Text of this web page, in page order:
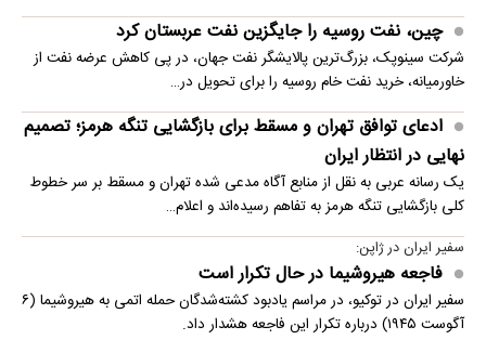
چین، نفت روسیه را جایگزین نفت عربستان کرد
شرکت سینوپک، بزرگ‌ترین پالایشگر نفت جهان، در پی کاهش عرضه نفت از
خاورمیانه، خرید نفت خام روسیه را برای تحویل در…
ادعای توافق تهران و مسقط برای بازگشایی تنگه هرمز؛ تصمیم
نهایی در انتظار ایران
یک رسانه عربی به نقل از منابع آگاه مدعی شده تهران و مسقط بر سر خطوط
کلی بازگشایی تنگه هرمز به تفاهم رسیده‌اند و اعلام…
سفیر ایران در ژاپن:
فاجعه هیروشیما در حال تکرار است
سفیر ایران در توکیو، در مراسم یادبود کشته‌شدگان حمله اتمی به هیروشیما (۶
آگوست ۱۹۴۵) درباره تکرار این فاجعه هشدار داد.